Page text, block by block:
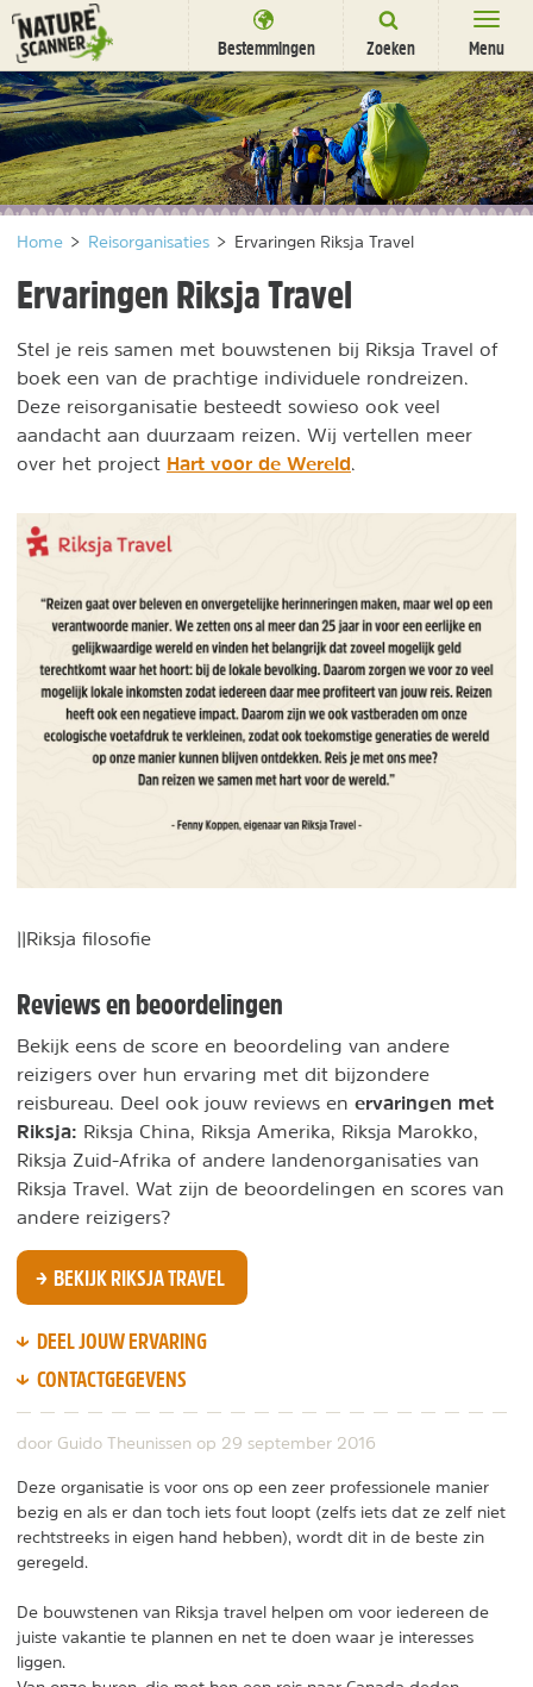
Ga
naar
content
Bestemmingen Zoeken Menu
Bestemmingen
Overnachten
Activiteiten
Natuurparken
Dieren
DEALS
Nieuwsbrief Uitgelicht
Partners nl/fr
Home > Reisorganisaties > Ervaringen Riksja Travel
Ervaringen Riksja Travel
Stel je reis samen met bouwstenen bij Riksja Travel of
boek een van de prachtige individuele rondreizen.
Deze reisorganisatie besteedt sowieso ook veel
aandacht aan duurzaam reizen. Wij vertellen meer
over het project Hart voor de Wereld
||Riksja filosofie
Reviews en beoordelingen
Bekijk eens de score en beoordeling van andere
reizigers over hun ervaring met dit bijzondere
reisbureau. Deel ook jouw reviews en ervaringen met
Riksja: Riksja China, Riksja Amerika, Riksja Marokko,
Riksja Zuid-Afrika of andere landenorganisaties van
Riksja Travel. Wat zijn de beoordelingen en scores van
andere reizigers?
BEKIJK RIKSJA TRAVEL
DEEL JOUW ERVARING
CONTACTGEGEVENS
door Guido Theunissen op 29 september 2016
Deze organisatie is voor ons op een zeer professionele manier
bezig en als er dan toch iets fout loopt (zelfs iets dat ze zelf niet
rechtstreeks in eigen hand hebben), wordt dit in de beste zin
geregeld.
De bouwstenen van Riksja travel helpen om voor iedereen de
juiste vakantie te plannen en net te doen waar je interesses
liggen.